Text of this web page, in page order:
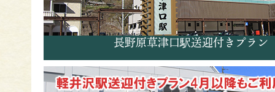
長野原草津口駅送迎付きプラン